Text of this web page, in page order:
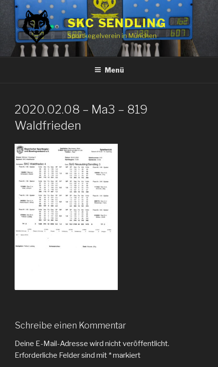
springen
SKC SENDLING
Sportkegelverein in München
Menü
2020.02.08 – Ma3 – 819
Waldfrieden
Schreibe einen Kommentar
Deine E-Mail-Adresse wird nicht veröffentlicht.
Erforderliche Felder sind mit *markiert